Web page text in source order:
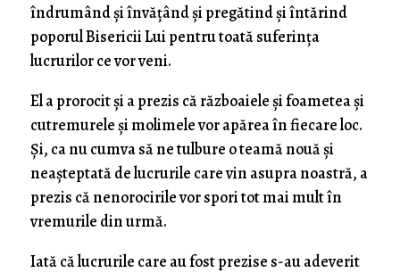
îndrumând şi învăţând şi pregătind şi întărind
poporul Bisericii Lui pentru toată suferinţa
lucrurilor ce vor veni.
El a prorocit şi a prezis că războaiele şi foametea şi
cutremurele şi molimele vor apărea în fiecare loc.
Şi, ca nu cumva să ne tulbure o teamă nouă şi
neaşteptată de lucrurile care vin asupra noastră, a
prezis că nenorocirile vor spori tot mai mult în
vremurile din urmă.
Iată că lucrurile care au fost prezise s-au adeverit